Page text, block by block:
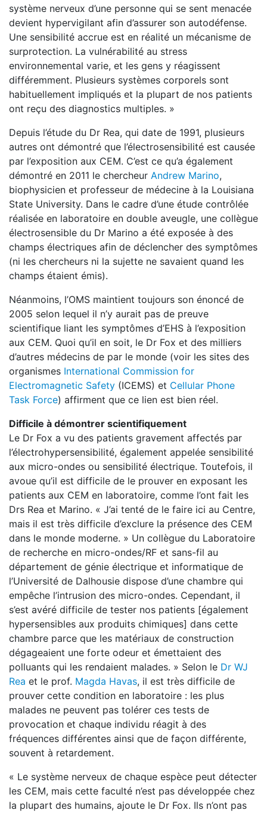
système nerveux d’une personne qui se sent menacée
devient hypervigilant afin d’assurer son autodéfense.
Une sensibilité accrue est en réalité un mécanisme de
surprotection. La vulnérabilité au stress
environnemental varie, et les gens y réagissent
différemment. Plusieurs systèmes corporels sont
habituellement impliqués et la plupart de nos patients
ont reçu des diagnostics multiples. »
Depuis l’étude du Dr Rea, qui date de 1991, plusieurs
autres ont démontré que l’électrosensibilité est causée
par l’exposition aux CEM. C’est ce qu’a également
démontré en 2011 le chercheur Andrew Marino,
biophysicien et professeur de médecine à la Louisiana
State University. Dans le cadre d’une étude contrôlée
réalisée en laboratoire en double aveugle, une collègue
électrosensible du Dr Marino a été exposée à des
champs électriques afin de déclencher des symptômes
(ni les chercheurs ni la sujette ne savaient quand les
champs étaient émis).
Néanmoins, l’OMS maintient toujours son énoncé de
2005 selon lequel il n’y aurait pas de preuve
scientifique liant les symptômes d’EHS à l’exposition
aux CEM. Quoi qu’il en soit, le Dr Fox et des milliers
d’autres médecins de par le monde (voir les sites des
organismes International Commission for
Electromagnetic Safety (ICEMS) et Cellular Phone
Task Force) affirment que ce lien est bien réel.
Difficile à démontrer scientifiquement
Le Dr Fox a vu des patients gravement affectés par
l’électrohypersensibilité, également appelée sensibilité
aux micro-ondes ou sensibilité électrique. Toutefois, il
avoue qu’il est difficile de le prouver en exposant les
patients aux CEM en laboratoire, comme l’ont fait les
Drs Rea et Marino. « J’ai tenté de le faire ici au Centre,
mais il est très difficile d’exclure la présence des CEM
dans le monde moderne. » Un collègue du Laboratoire
de recherche en micro-ondes/RF et sans-fil au
département de génie électrique et informatique de
l’Université de Dalhousie dispose d’une chambre qui
empêche l’intrusion des micro-ondes. Cependant, il
s’est avéré difficile de tester nos patients [également
hypersensibles aux produits chimiques] dans cette
chambre parce que les matériaux de construction
dégageaient une forte odeur et émettaient des
polluants qui les rendaient malades. » Selon le Dr WJ
Rea et le prof. Magda Havas, il est très difficile de
prouver cette condition en laboratoire : les plus
malades ne peuvent pas tolérer ces tests de
provocation et chaque individu réagit à des
fréquences différentes ainsi que de façon différente,
souvent à retardement.
« Le système nerveux de chaque espèce peut détecter
les CEM, mais cette faculté n’est pas développée chez
la plupart des humains, ajoute le Dr Fox. Ils n’ont pas